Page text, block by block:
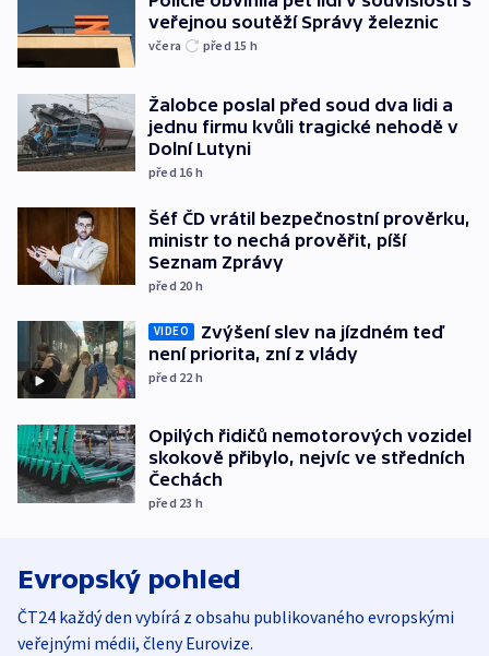
veřejnou soutěží Správy železnic
včera před 15 h
Žalobce poslal před soud dva lidi a
jednu firmu kvůli tragické nehodě v
Dolní Lutyni
před 16 h
Šéf ČD vrátil bezpečnostní prověrku,
ministr to nechá prověřit, píší
Seznam Zprávy
před 20 h
VIDEO
Zvýšení slev na jízdném teď
není priorita, zní z vlády
před 22 h
Opilých řidičů nemotorových vozidel
skokově přibylo, nejvíc ve středních
Čechách
před 23 h
Evropský pohled
ČT24 každý den vybírá z obsahu publikovaného evropskými
veřejnými médii, členy Eurovize.